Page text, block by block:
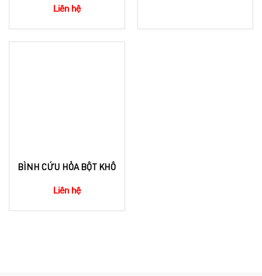
Liên hệ
BÌNH CỨU HỎA BỘT KHÔ
Liên hệ